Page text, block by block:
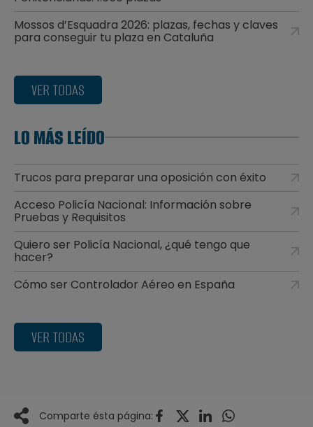
Mossos d’Esquadra 2026: plazas, fechas y claves
para conseguir tu plaza en Cataluña
VER TODAS
LO MÁS LEÍDO
Trucos para preparar una oposición con éxito
Acceso Policía Nacional: Información sobre
Pruebas y Requisitos
Quiero ser Policía Nacional, ¿qué tengo que
hacer?
Cómo ser Controlador Aéreo en España
VER TODAS
Comparte ésta página: